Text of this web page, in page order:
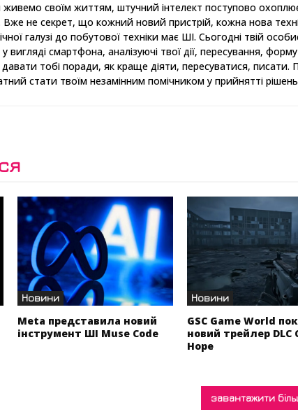
своїм життям, штучний інтелект поступово
Вже не секрет, що кожний новий пристрій, кожна нова
галузі до побутової техніки має ШІ. Сьогодні твій
у вигляді смартфона, аналізуючі твої дії, пересування,
давати тобі поради, як краще діяти, пересуватися, писати.
стати твоїм незамінним помічником у прийнятті
Новини
Meta представила новий
інструмент ШІ Muse Code
Новини
GSC Game World
новий трейлер DLC
Hope
завантажити